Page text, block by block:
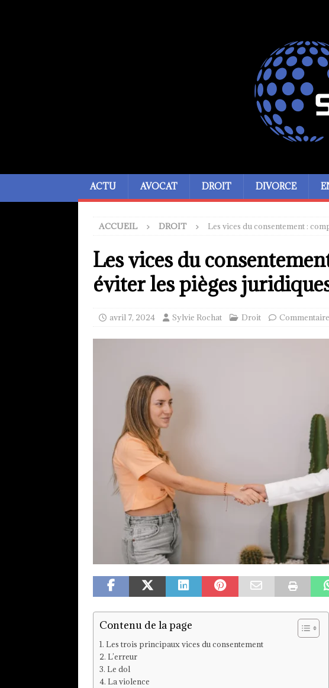
ACTU AVOCAT DROIT DIVORCE
ACCUEIL DROIT Les vices du consentement :
Les vices du
éviter les pièges
avril 7, 2024 Sylvie Rochat Droit
Contenu de la page
Les trois principaux vices du consentement
L’erreur
Le dol
La violence